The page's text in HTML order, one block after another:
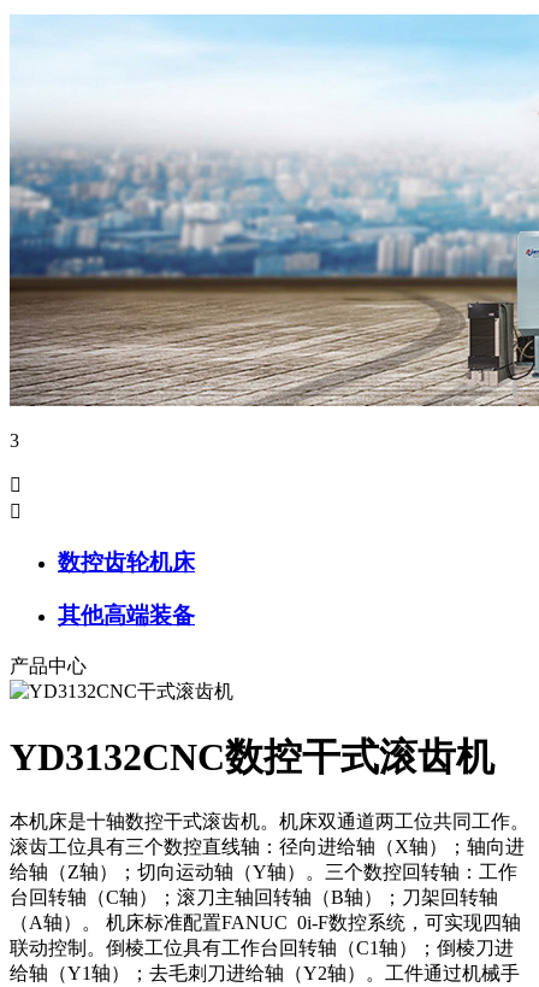
3


数控齿轮机床
其他高端装备
产品中心
YD3132CNC数控干式滚齿机
本机床是十轴数控干式滚齿机。机床双通道两工位共同工作。
滚齿工位具有三个数控直线轴：径向进给轴（X轴）；轴向进
给轴（Z轴）；切向运动轴（Y轴）。三个数控回转轴：工作
台回转轴（C轴）；滚刀主轴回转轴（B轴）；刀架回转轴
（A轴）。 机床标准配置FANUC 0i-F数控系统，可实现四轴
联动控制。倒棱工位具有工作台回转轴（C1轴）；倒棱刀进
给轴（Y1轴）；去毛刺刀进给轴（Y2轴）。工件通过机械手